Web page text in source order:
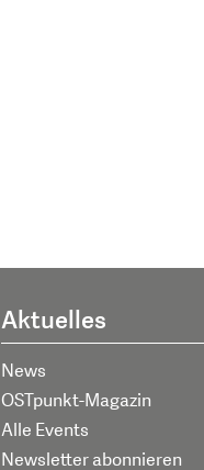
Aktuelles
News
OSTpunkt-Magazin
Alle Events
Newsletter abonnieren